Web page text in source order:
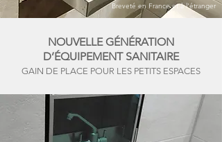
Breveté en France et à l'étranger
NOUVELLE GÉNÉRATION
D’ÉQUIPEMENT SANITAIRE
GAIN DE PLACE POUR LES PETITS ESPACES